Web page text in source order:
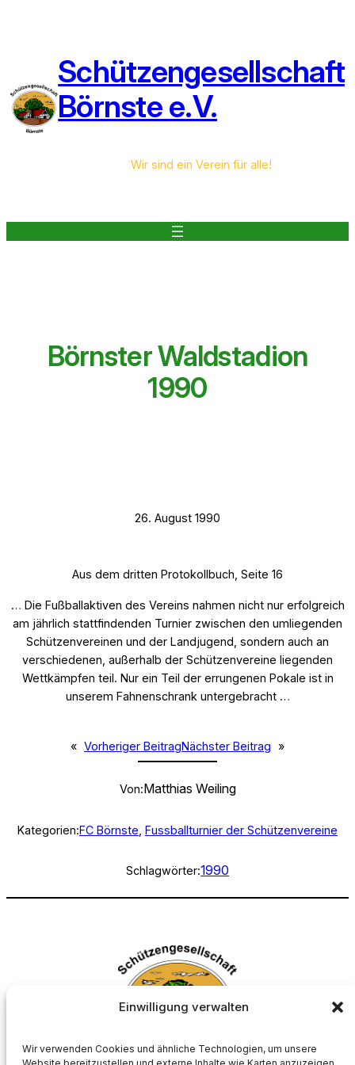
Einwilligung verwalten
Wir verwenden Cookies und ähnliche Technologien, um unsere
Schützengesellschaft
Börnste e.V.
Wir sind ein Verein für alle!
Börnster Waldstadion
1990
26. August 1990
Aus dem dritten Protokollbuch, Seite 16
… Die Fußballaktiven des Vereins nahmen nicht nur erfolgreich
am jährlich stattfindenden Turnier zwischen den umliegenden
Schützenvereinen und der Landjugend, sondern auch an
verschiedenen, außerhalb der Schützenvereine liegenden
Wettkämpfen teil. Nur ein Teil der errungenen Pokale ist in
unserem Fahnenschrank untergebracht …
« Vorheriger BeitragNächster Beitrag »
Von:Matthias Weiling
Kategorien:FC Börnste Fussballturnier der Schützenvereine
Schlagwörter:1990